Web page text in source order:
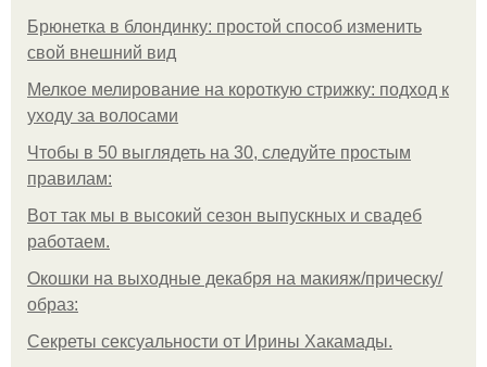
Брюнетка в блондинку: простой способ изменить
свой внешний вид
Мелкое мелирование на короткую стрижку: подход к
уходу за волосами
Чтобы в 50 выглядеть на 30, следуйте простым
правилам:
Вот так мы в высокий сезон выпускных и свадеб
работаем.
Окошки на выходные декабря на макияж/прическу/
образ:
Секреты сексуальности от Ирины Хакамады.